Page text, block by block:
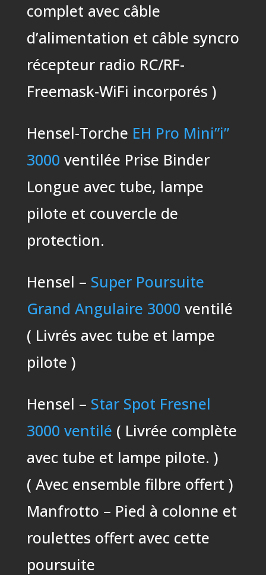
complet avec câble
d’alimentation et câble syncro
récepteur radio RC/RF-
Freemask-WiFi incorporés )
Hensel-Torche EH Pro Mini”i”
3000 ventilée Prise Binder
Longue avec tube, lampe
pilote et couvercle de
protection.
Hensel – Super Poursuite
Grand Angulaire 3000 ventilé
( Livrés avec tube et lampe
pilote )
Hensel – Star Spot Fresnel
3000 ventilé ( Livrée complète
avec tube et lampe pilote. )
( Avec ensemble filbre offert )
Manfrotto – Pied à colonne et
roulettes offert avec cette
poursuite